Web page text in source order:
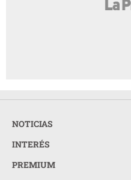
NOTICIAS
INTERÉS
PREMIUM